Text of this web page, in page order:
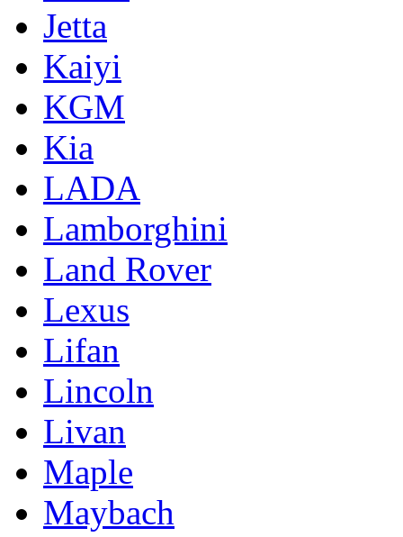
Jetta
Kaiyi
KGM
Kia
LADA
Lamborghini
Land Rover
Lexus
Lifan
Lincoln
Livan
Maple
Maybach